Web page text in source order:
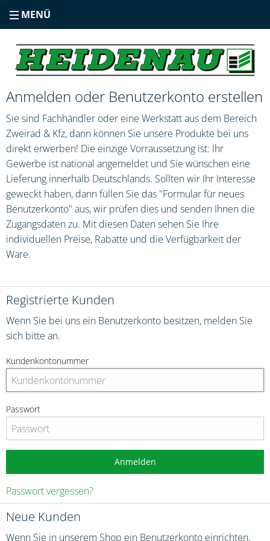
MENÜ
Anmelden oder Benutzerkonto erstellen
Sie sind Fachhändler oder eine Werkstatt aus dem Bereich
Zweirad & Kfz, dann können Sie unsere Produkte bei uns
direkt erwerben! Die einzige Vorraussetzung ist: Ihr
Gewerbe ist national angemeldet und Sie wünschen eine
Lieferung innerhalb Deutschlands. Sollten wir Ihr Interesse
geweckt haben, dann füllen Sie das "Formular für neues
Benutzerkonto" aus, wir prüfen dies und senden Ihnen die
Zugangsdaten zu. Mit diesen Daten sehen Sie Ihre
individuellen Preise, Rabatte und die Verfügbarkeit der
Ware.
Neue Kunden
Wenn Sie in unserem Shop ein Benutzerkonto einrichten,
Registrierte Kunden
Wenn Sie bei uns ein Benutzerkonto besitzen, melden Sie
sich bitte an.
Kundenkontonummer
Passwort
Anmelden
Passwort vergessen?